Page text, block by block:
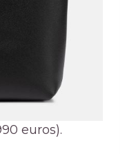
euros).